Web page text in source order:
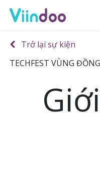
Trở lại sự kiện
TECHFEST VÙNG